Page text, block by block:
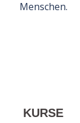
Menschen.
KURSE